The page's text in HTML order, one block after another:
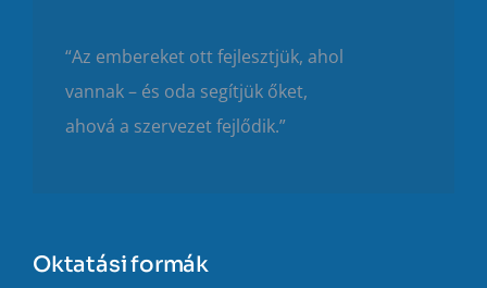
“Az embereket ott fejlesztjük, ahol
vannak – és oda segítjük őket,
ahová a szervezet fejlődik.”
Oktatási formák